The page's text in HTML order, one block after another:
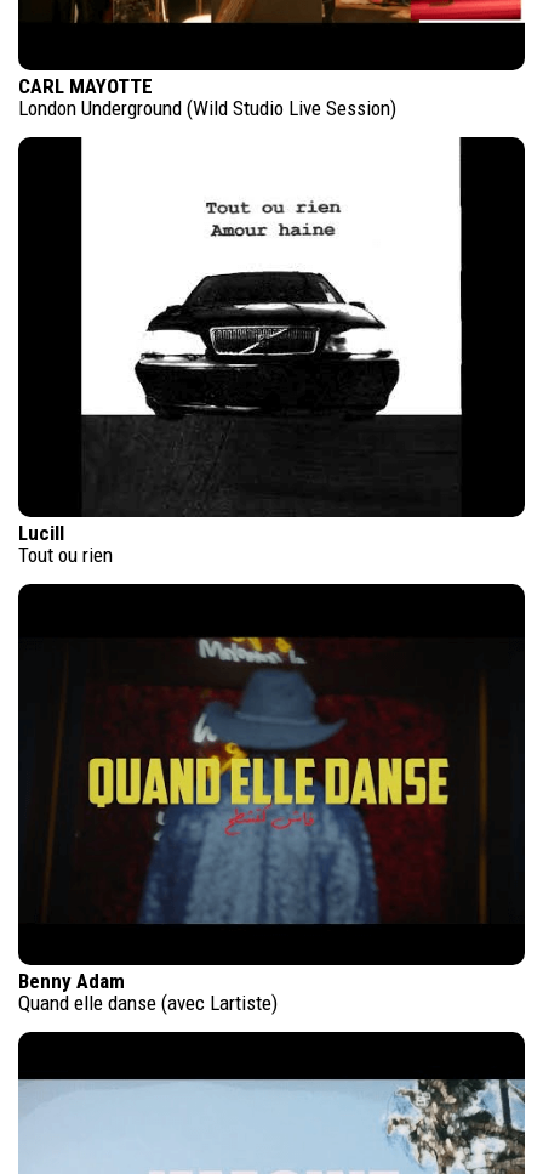
CARL MAYOTTE
London Underground (Wild Studio Live Session)
Lucill
Tout ou rien
Benny Adam
Quand elle danse (avec Lartiste)